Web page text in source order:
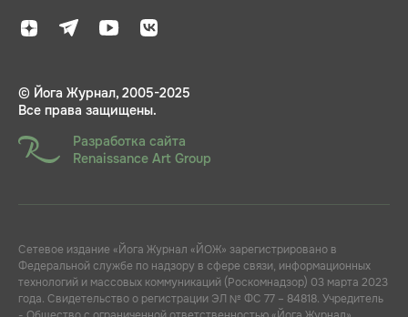
© Йога Журнал, 2005-2025
Все права защищены.
Разработка сайта
Renaissance Art Group
Сетевое издание «Йога Журнал «ЙОЖ» зарегистрировано в
Федеральной службе по надзору в сфере связи, информационных
технологий и массовых коммуникаций (Роскомнадзор) 03 марта 2023
года. Свидетельство о регистрации ЭЛ № ФС 77 – 84818. Учредитель